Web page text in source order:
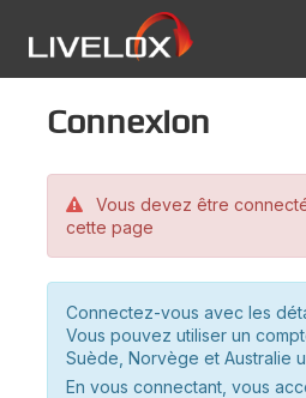
Connexion
Vous devez être
cette page
Connectez-vous avec les
Vous pouvez utiliser un
Suède, Norvège et Australie
En vous connectant, vous